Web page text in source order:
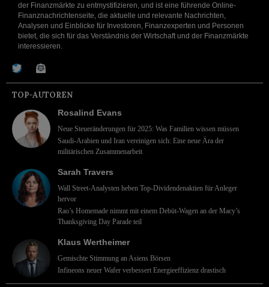
der Finanzmärkte zu entmystifizieren, und ist eine führende Online-
Finanznachrichtenseite, die aktuelle und relevante Nachrichten,
Analysen und Einblicke für Investoren, Finanzexperten und Personen
bietet, die sich für das Verständnis der Wirtschaft und der Finanzmärkte
interessieren.
TOP-AUTOREN
Rosalind Evans
Neue Steueränderungen für 2025: Was Familien wissen müssen
Saudi-Arabien und Iran vereinigen sich: Eine neue Ära der
militärischen Zusammenarbeit
Sarah Travers
Wall Street-Analysten heben Top-Dividendenaktien für Anleger
hervor
Rao’s Homemade nimmt mit einem Debüt-Wagen an der Macy’s
Thanksgiving Day Parade teil
Klaus Wertheimer
Gemischte Stimmung an Asiens Börsen
Infineons neuer Wafer verbessert Energieeffizienz drastisch